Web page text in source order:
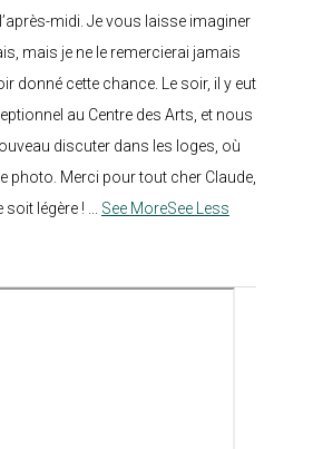
midi. Je vous laisse imaginer
mais je ne le remercierai jamais
donné cette chance. Le soir, il y eut
au Centre des Arts, et nous
discuter dans les loges, où
photo. Merci pour tout cher Claude,
soit légère !
See MoreSee Less